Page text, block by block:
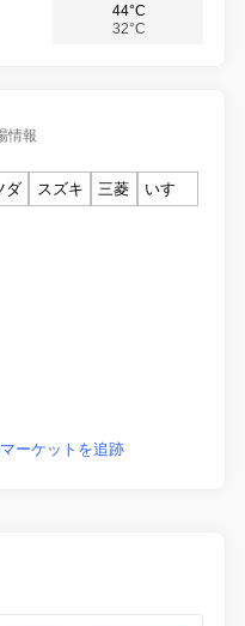
44°C
32°C
情報
ダ スズキ 三菱
いすゞ
ーケットを追跡